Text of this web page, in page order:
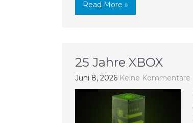
Read More »
25 Jahre XBOX
Juni 8, 2026 Keine Kommentare